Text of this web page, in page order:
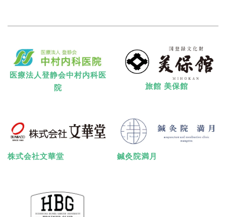
医療法人登静会中村内科医
院
旅館 美保館
株式会社文華堂 鍼灸院満月